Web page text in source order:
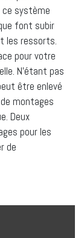
ce système
font subir
les ressorts.
pour votre
N’étant pas
être enlevé
montages
Deux
pour les
de